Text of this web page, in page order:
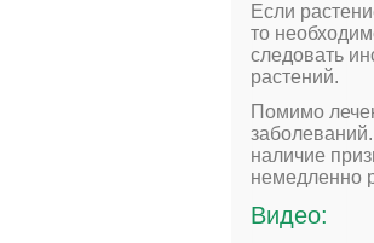
Если
то
следовать
растений.
Помимо
наличие
немедленно
Видео: